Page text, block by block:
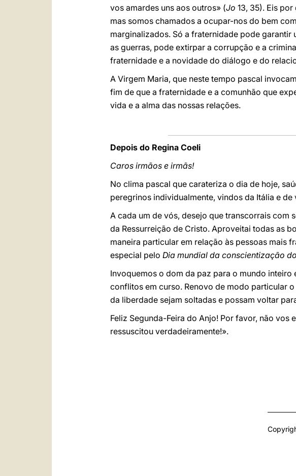
vos amardes uns aos outros» (Jo 13, 35). Eis
mas somos chamados a ocupar-nos do bem
marginalizados. Só a fraternidade pode
as guerras, pode extirpar a corrupção e a
fraternidade e a novidade do diálogo e do
A Virgem Maria, que neste tempo pascal
fim de que a fraternidade e a comunhão que
vida e a alma das nossas relações.
Depois do Regina Coeli
Caros irmãos e irmãs!
No clima pascal que carateriza o dia de hoje,
peregrinos individualmente, vindos da Itália e
A cada um de vós, desejo que transcorrais com
da Ressurreição de Cristo. Aproveitai todas as
maneira particular em relação às pessoas mais
especial pelo Dia mundial da conscientização
Invoquemos o dom da paz para o mundo
conflitos em curso. Renovo de modo particular
da liberdade sejam soltadas e possam voltar
Feliz Segunda-Feira do Anjo! Por favor, não vos
ressuscitou verdadeiramente!».